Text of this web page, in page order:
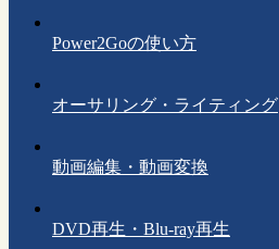
Power2Goの使い方
オーサリング・ライティング
動画編集・動画変換
DVD再生・Blu-ray再生